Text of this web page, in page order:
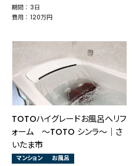
期間 ： 3日
費用 ： 120万円
TOTOハイグレードお風呂へリフ
ォーム ～TOTO シンラ～｜さ
いたま市
マンション お風呂